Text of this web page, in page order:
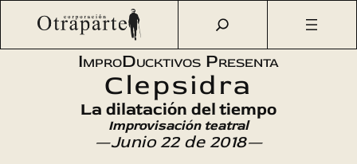
Saltar
Otraparte.org/ Agenda Cultural Teatro
«Clepsidra» por
ImproDucktivos (improvisación teatral)
ImproDucktivos Presenta
Clepsidra
La dilatación del tiempo
Improvisación teatral
—Junio 22 de 2018—